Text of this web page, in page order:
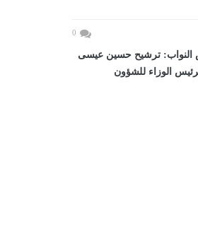
0
النواب: ترشيح حسين عيسى
لرئيس الوزاء للشؤون